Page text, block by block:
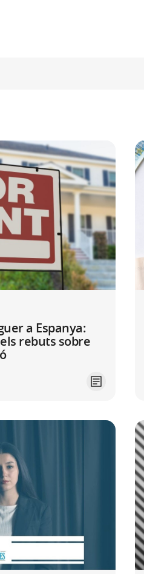
a Espanya:
rebuts sobre